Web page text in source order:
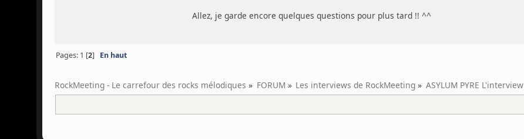
Allez, je garde encore quelques questions pour plus tard !! ^^
Pages: 1 [2] En haut
RockMeeting - Le carrefour des rocks mélodiques » FORUM » Les interviews de RockMeeting » ASYLUM PYRE L'interview